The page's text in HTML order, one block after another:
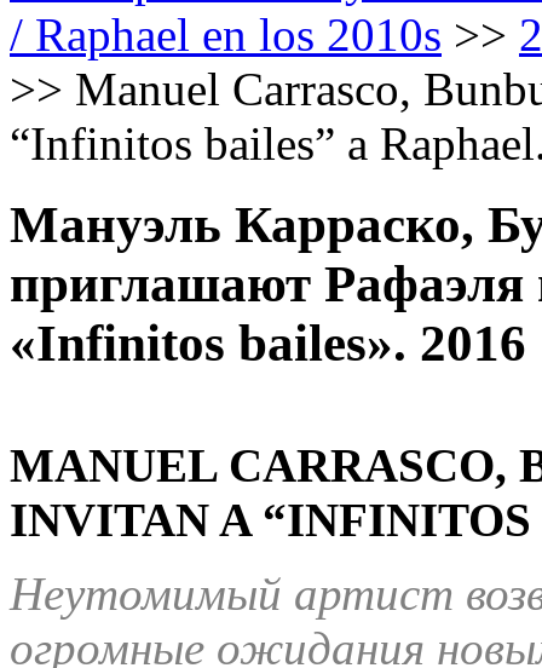
/ Raphael en los 2010s >>
>> Manuel Carrasco,
“Infinitos bailes” a
Мануэль Карраско,
приглашают Рафаэля
«Infinitos bailes». 2016
MANUEL CARRASCO,
INVITAN A
Неутомимый артист
огромные ожидания